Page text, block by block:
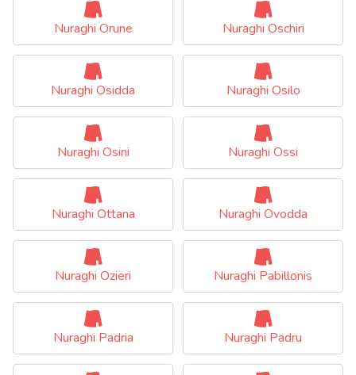
Nuraghi Orune Nuraghi Oschiri
Nuraghi Osidda Nuraghi Osilo
Nuraghi Osini Nuraghi Ossi
Nuraghi Ottana Nuraghi Ovodda
Nuraghi Ozieri Nuraghi Pabillonis
Nuraghi Padria Nuraghi Padru